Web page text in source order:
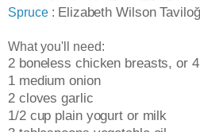
Spruce : Elizabeth Wilson
What you'll need:
2 boneless chicken breasts, or
1 medium onion
2 cloves garlic
1/2 cup plain yogurt or milk